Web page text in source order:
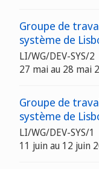
Groupe de
système de
LI/WG/DEV-SYS/2
27 mai au 28 mai
Groupe de
système de
LI/WG/DEV-SYS/1
11 juin au 12 juin